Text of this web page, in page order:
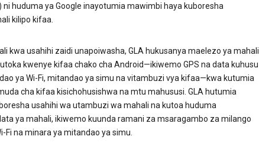
ni huduma ya Google inayotumia mawimbi haya kuboresha
kilipo kifaa.
kwa usahihi zaidi unapoiwasha, GLA hukusanya maelezo ya mahali
kwenye kifaa chako cha Android—ikiwemo GPS na data kuhusu
ya Wi-Fi, mitandao ya simu na vitambuzi vya kifaa—kwa kutumia
cha kifaa kisichohusishwa na mtu mahususi. GLA hutumia
usahihi wa utambuzi wa mahali na kutoa huduma
ya mahali, ikiwemo kuunda ramani za msaragambo za milango
Fi na minara ya mitandao ya simu.